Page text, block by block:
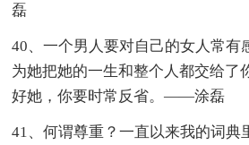
磊
40、一个男人要对自己的女人常有
为她把她的一生和整个人都交给了
好她，你要时常反省。——涂磊
41、何谓尊重？一直以来我的词典